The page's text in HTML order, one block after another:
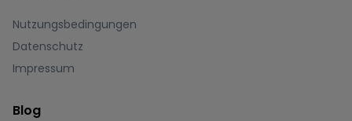
Nutzungsbedingungen
Datenschutz
Impressum
Blog